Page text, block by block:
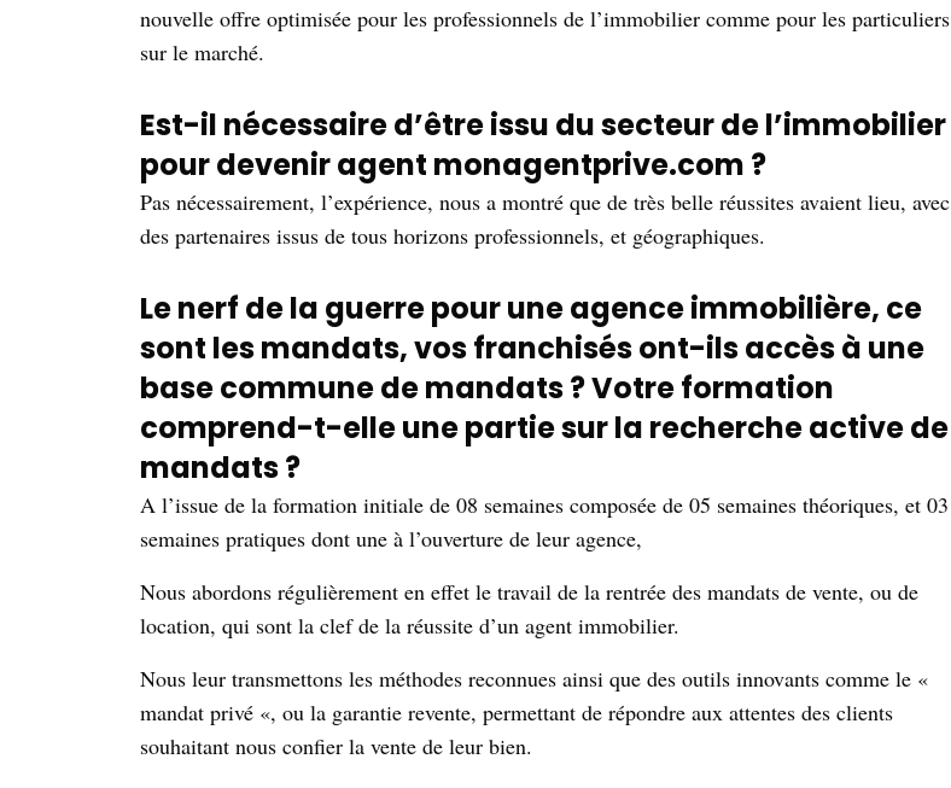
nouvelle offre optimisée pour les professionnels de l’immobilier comme pour les particuliers
sur le marché.
Est-il nécessaire d’être issu du secteur de l’immobilier
pour devenir agent monagentprive.com ?
Pas nécessairement, l’expérience, nous a montré que de très belle réussites avaient lieu, avec
des partenaires issus de tous horizons professionnels, et géographiques.
Le nerf de la guerre pour une agence immobilière, ce
sont les mandats, vos franchisés ont-ils accès à une
base commune de mandats ? Votre formation
comprend-t-elle une partie sur la recherche active de
mandats ?
A l’issue de la formation initiale de 08 semaines composée de 05 semaines théoriques, et 03
semaines pratiques dont une à l’ouverture de leur agence,
Nous abordons régulièrement en effet le travail de la rentrée des mandats de vente, ou de
location, qui sont la clef de la réussite d’un agent immobilier.
Nous leur transmettons les méthodes reconnues ainsi que des outils innovants comme le «
mandat privé «, ou la garantie revente, permettant de répondre aux attentes des clients
souhaitant nous confier la vente de leur bien.